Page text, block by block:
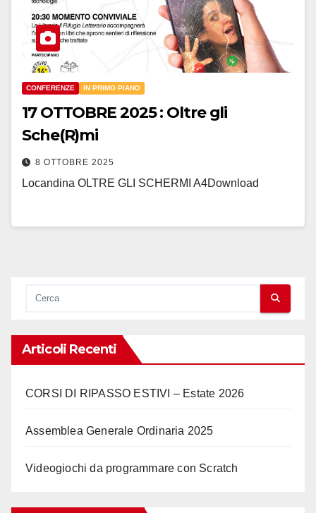
CONFERENZE IN PRIMO PIANO
17 OTTOBRE 2025 : Oltre gli
Sche(R)mi
8 OTTOBRE 2025
Locandina OLTRE GLI SCHERMI A4Download
Articoli Recenti
CORSI DI RIPASSO ESTIVI – Estate 2026
Assemblea Generale Ordinaria 2025
Videogiochi da programmare con Scratch